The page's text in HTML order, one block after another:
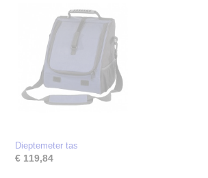
Dieptemeter tas
€ 119,84